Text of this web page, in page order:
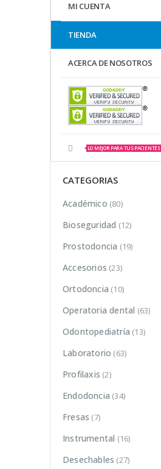
MI CUENTA
TIENDA
ACERCA DE NOSOTROS
LO MEJOR PARA TUS PACIENTES
CATEGORIAS
Académico (80)
Bioseguridad (12)
Prostodoncia (19)
Accesorios (23)
Ortodoncia (10)
Operatoria dental (63)
Odontopediatría (13)
Laboratorio (63)
Profilaxis (2)
Endodoncia (34)
Fresas (7)
Instrumental (16)
Desechables (27)